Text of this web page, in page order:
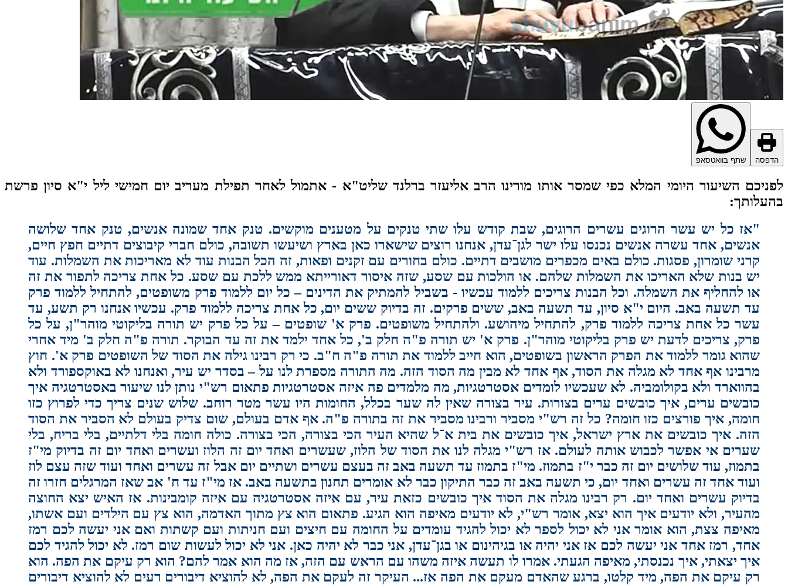
הדפסה שתף בוואטסאפ
לפניכם השיעור היומי המלא כפי שמסר אותו מורינו הרב אליעזר ברלנד שליט"א - אתמול לאחר תפילת מעריב יום חמישי ליל י"א סיון פרשת
בהעלותך:
"אז כל יש עשר הרוגים עשרים הרוגים, שבת קודש עלו שתי טנקים על מטענים מוקשים. טנק אחד שמונה אנשים, טנק אחד שלושה
אנשים, אחד עשרה אנשים נכנסו עלו ישר לגן־עדן, אנחנו רוצים שישארו כאן בארץ ושיעשו תשובה, כולם חברי קיבוצים דתיים חפץ חיים,
קרני שומרון, פסגות. כולם באים מכפרים מושבים דתיים. כולם בחורים עם זקנים ופאות, זה הכל הבנות עוד לא מאריכות את השמלות. עוד
יש בנות שלא האריכו את השמלות שלהם. או הולכות עם שסע, שזה איסור דאורייתא ממש ללכת עם שסע. כל אחת צריכה לתפור את זה
או להחליף את השמלה. וכל הבנות צריכים ללמוד עכשיו - בשביל להמתיק את הדינים – כל יום ללמוד פרק משופטים, להתחיל ללמוד פרק
עד תשעה באב. היום י"א סיון, עד תשעה באב, ששים פרקים. זה בדיוק ששים יום, כל אחת צריכה ללמוד פרק. עכשיו אנחנו רק תשע, עד
עשר כל אחת צריכה ללמוד פרק, להתחיל מיהושע. ולהתחיל משופטים. פרק א' שופטים – על כל פרק יש תורה בליקוטי מוהר"ן, על כל
פרק, צריכים לדעת יש פרק בליקוטי מוהר"ן. פרק א' יש תורה פ"ה חלק ב', כל אחד ילמד את זה עד הבוקר. תורה פ"ה חלק ב' מיד אחרי
שהוא גומר ללמוד את הפרק הראשון בשופטים, הוא חייב ללמוד את תורה פ"ה ח"ב. כי רק רבינו גילה את הסוד של השופטים פרק א'. חוץ
מרבינו אף אחד לא מגלה את הסוד, אף אחד לא מבין מה הסוד הזה. מה התורה מספרת לנו על – בסדר יש עיר, ואנחנו לא באוקספורד ולא
בהווארד ולא בקולומביה. לא שעכשיו לומדים אסטרטגיות, מה מלמדים פה איזה אסטרטגיות פתאום רש"י נותן לנו שיעור באסטרטגיה איך
כובשים ערים, איך כובשים ערים בצורות. עיר בצורה שאין לה שער בכלל, החומות היו עשר מטר רוחב. שלוש שנים צריך כדי לפרוץ כזו
חומה, איך פורצים כזו חומה? כל זה רש"י מסביר ורבינו מסביר את זה בתורה פ"ה. אף אדם בעולם, שום צדיק בעולם לא הסביר את הסוד
הזה. איך כובשים את ארץ ישראל, איך כובשים את בית א־ל שהיא העיר הכי בצורה, הכי בצורה. כולה חומה בלי דלתיים, בלי בריח, בלי
שערים אי אפשר לכבוש אותה לעולם. אז רש"י מגלה לנו את הסוד של הלוז, שעשרים ואחד יום זה הלוז ועשרים ואחד יום זה בדיוק מי"ז
בתמוז, עוד שלושים יום זה כבר י"ז בתמוז. מי"ז בתמוז עד תשעה באב זה בעצם עשרים ושתיים יום אבל זה עשרים ואחד ועוד שזה עצם לוז
ועוד אחד זה עשרים ואחד יום, כי תשעה באב זה כבר התיקון כבר לא אומרים תחנון בתשעה באב. אז מי"ז עד ח' אב שאז המרגלים חזרו זה
בדיוק עשרים ואחד יום. רק רבינו מגלה את הסוד איך כובשים כזאת עיר, עם איזה אסטרטגיה עם איזה קומבינות. אז האיש יצא החוצה
מהעיר, ולא יודעים איך הוא יצא, אומר רש"י, לא יודעים מאיפה הוא הגיע. פתאום הוא צץ מתוך האדמה, הוא צץ עם הילדים ועם אשתו,
מאיפה צצת, הוא אומר אני לא יכול לספר לא יכול להגיד עומדים על החומה עם חיצים ועם חניתות ועם קשתות ואם אני יעשה לכם רמז
אחד, רמז אחד אני יעשה לכם אז אני יהיה או בגיהינום או בגן־עדן, אני כבר לא יהיה כאן. אני לא יכול לעשות שום רמז. לא יכול להגיד לכם
איך יצאתי, איך נכנסתי, מאיפה הגעתי. אמרו לו תעשה איזה משהו עם הראש עם הזה, אז מה הוא אמר להם? הוא רק עיקם את הפה. הוא
רק עיקם את הפה, מיד קלטו, ברגע שהאדם מעקם את הפה אז... העיקר זה לעקם את הפה, לא להוציא דיבורים רעים לא להוציא דיבורים